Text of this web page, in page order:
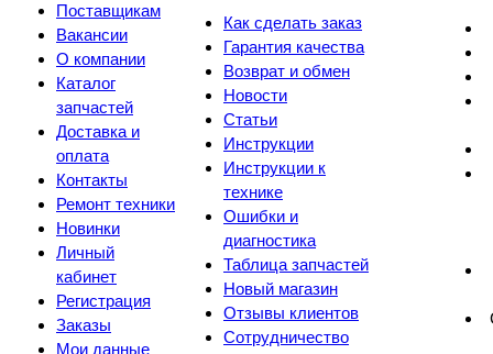
Поставщикам
Вакансии
О компании
Каталог
запчастей
Доставка и
оплата
Контакты
Ремонт техники
Новинки
Личный
кабинет
Регистрация
Заказы
Мои данные
Как сделать заказ
Гарантия качества
Возврат и обмен
Новости
Статьи
Инструкции
Инструкции к
технике
Ошибки и
диагностика
Таблица запчастей
Новый магазин
Отзывы клиентов
Сотрудничество